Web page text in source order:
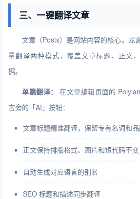
三、一键翻译文章
文章（Posts）是网站内容的核心。龙
量翻译两种模式，覆盖文章标题、正文
据。
单篇翻译：
在文章编辑页面的
言旁的「AI」按钮：
文章标题精准翻译，保留专有名词和
正文保持排版格式、图片和短代码不变
自动生成对应语言的别名
SEO 标题和描述同步翻译